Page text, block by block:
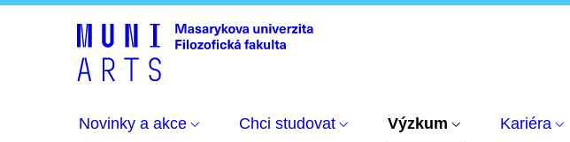
Novinky a akce Chci studovat Výzkum Kariéra